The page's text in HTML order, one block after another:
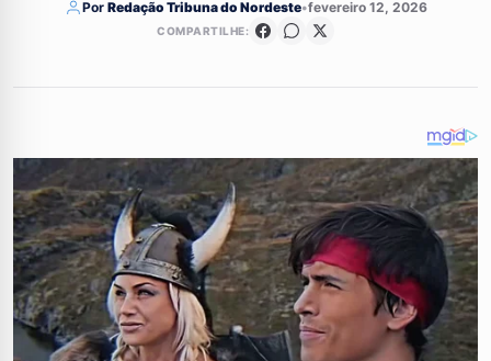
Por Redação Tribuna do Nordeste•fevereiro 12, 2026
COMPARTILHE: